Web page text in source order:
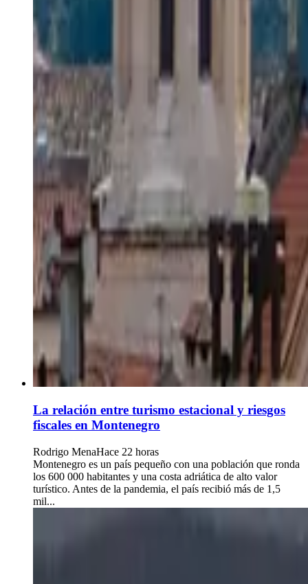
La relación entre turismo estacional y riesgos
fiscales en Montenegro
Rodrigo MenaHace 22 horas
Montenegro es un país pequeño con una población que ronda
los 600 000 habitantes y una costa adriática de alto valor
turístico. Antes de la pandemia, el país recibió más de 1,5
mil...